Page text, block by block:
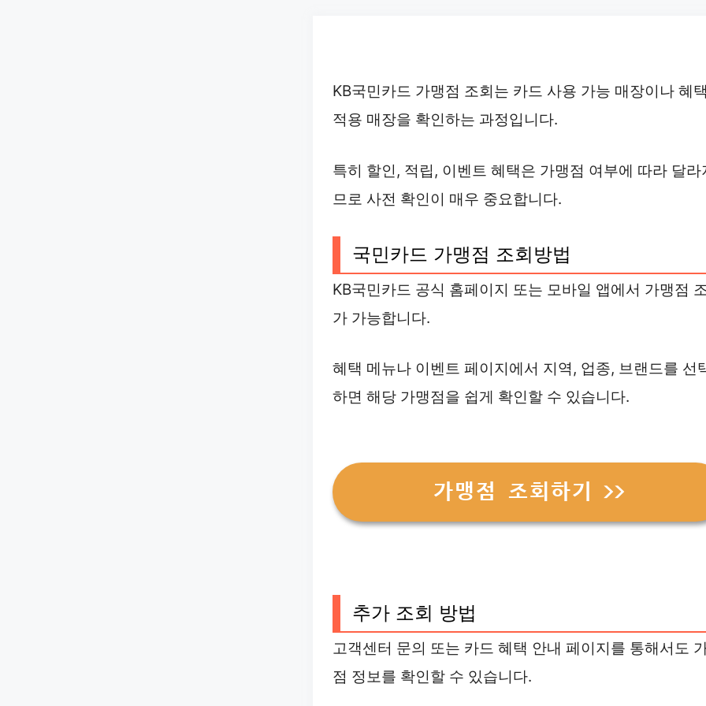
KB국민카드 가맹점 조회는 카드 사용 가능 매장이나 혜
적용 매장을 확인하는 과정입니다.
특히 할인, 적립, 이벤트 혜택은 가맹점 여부에 따라 달라
므로 사전 확인이 매우 중요합니다.
국민카드 가맹점 조회방법
KB국민카드 공식 홈페이지 또는 모바일 앱에서 가맹점
가 가능합니다.
혜택 메뉴나 이벤트 페이지에서 지역, 업종, 브랜드를 선
하면 해당 가맹점을 쉽게 확인할 수 있습니다.
가맹점 조회하기 >>
추가 조회 방법
고객센터 문의 또는 카드 혜택 안내 페이지를 통해서도
점 정보를 확인할 수 있습니다.